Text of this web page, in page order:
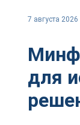
7 августа 2026
для